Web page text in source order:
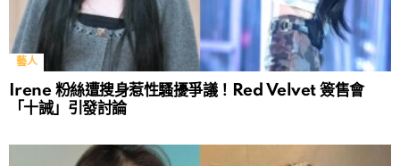
藝人
Irene 粉絲遭搜身惹性騷擾爭議！Red Velvet 簽售會
「十誡」引發討論